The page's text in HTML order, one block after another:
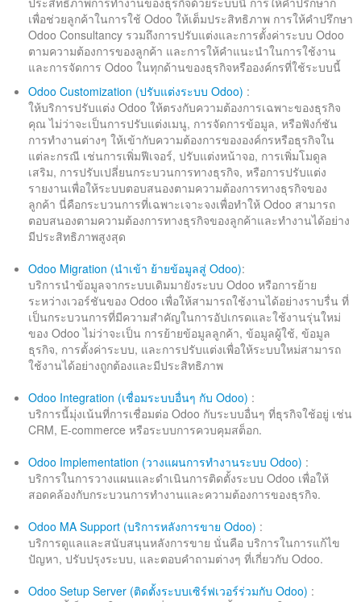
เพื่อช่วยลูกค้าในการใช้ Odoo ให้เต็มประสิทธิภาพ การให้คำปรึกษา
Odoo Consultancy รวมถึงการปรับแต่งและการตั้งค่าระบบ Odoo
ตามความต้องการของลูกค้า และการให้คำแนะนำในการใช้งาน
และการจัดการ Odoo ในทุกด้านของธุรกิจหรือองค์กรที่ใช้ระบบนี้
Odoo Customization (ปรับแต่งระบบ Odoo) :
ให้บริการปรับแต่ง Odoo ให้ตรงกับความต้องการเฉพาะของธุรกิจ
คุณ ไม่ว่าจะเป็นการปรับแต่งเมนู, การจัดการข้อมูล, หรือฟังก์ชัน
การทำงานต่างๆ ให้เข้ากับความต้องการขององค์กรหรือธุรกิจใน
แต่ละกรณี เช่นการเพิ่มฟีเจอร์, ปรับแต่งหน้าจอ, การเพิ่มโมดูล
เสริม, การปรับเปลี่ยนกระบวนการทางธุรกิจ, หรือการปรับแต่ง
รายงานเพื่อให้ระบบตอบสนองตามความต้องการทางธุรกิจของ
ลูกค้า นี่คือกระบวนการที่เฉพาะเจาะจงเพื่อทำให้ Odoo สามารถ
ตอบสนองตามความต้องการทางธุรกิจของลูกค้าและทำงานได้อย่าง
มีประสิทธิภาพสูงสุด
Odoo Migration (นำเข้า ย้ายข้อมูลสู่ Odoo):
บริการนำข้อมูลจากระบบเดิมมายังระบบ Odoo หรือการย้าย
ระหว่างเวอร์ชันของ Odoo เพื่อให้สามารถใช้งานได้อย่างราบรื่น ที่
เป็นกระบวนการที่มีความสำคัญในการอัปเกรดและใช้งานรุ่นใหม่
ของ Odoo ไม่ว่าจะเป็น การย้ายข้อมูลลูกค้า, ข้อมูลผู้ใช้, ข้อมูล
ธุรกิจ, การตั้งค่าระบบ, และการปรับแต่งเพื่อให้ระบบใหม่สามารถ
ใช้งานได้อย่างถูกต้องและมีประสิทธิภาพ
Odoo Integration (เชื่อมระบบอื่นๆ กับ Odoo) :
บริการนี้มุ่งเน้นที่การเชื่อมต่อ Odoo กับระบบอื่นๆ ที่ธุรกิจใช้อยู่ เช่น
CRM, E-commerce หรือระบบการควบคุมสต็อก.
Odoo Implementation (วางแผนการทำงานระบบ Odoo) :
บริการในการวางแผนและดำเนินการติดตั้งระบบ Odoo เพื่อให้
สอดคล้องกับกระบวนการทำงานและความต้องการของธุรกิจ.
Odoo MA Support (บริการหลังการขาย Odoo) :
บริการดูแลและสนับสนุนหลังการขาย นั่นคือ บริการในการแก้ไข
ปัญหา, ปรับปรุงระบบ, และตอบคำถามต่างๆ ที่เกี่ยวกับ Odoo.
Odoo Setup Server (ติดตั้งระบบเซิร์ฟเวอร์ร่วมกับ Odoo) :